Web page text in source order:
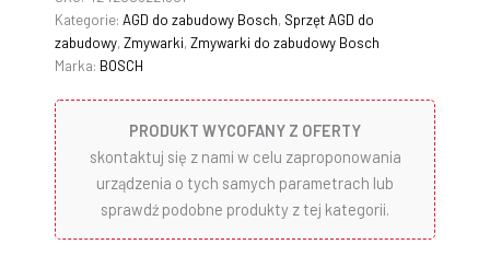
Kategorie: AGD do zabudowy Bosch, Sprzęt AGD do
zabudowy,Zmywarki,Zmywarki do zabudowy Bosch
Marka: BOSCH
PRODUKT WYCOFANY Z OFERTY
skontaktuj się z nami w celu zaproponowania
urządzenia o tych samych parametrach lub
sprawdź podobne produkty z tej kategorii.